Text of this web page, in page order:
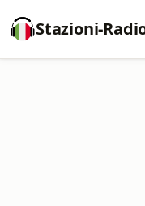
Stazioni-